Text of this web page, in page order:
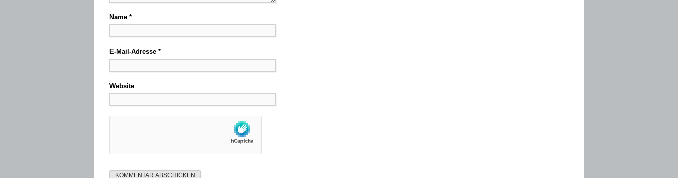
Name *
E-Mail-Adresse *
Website